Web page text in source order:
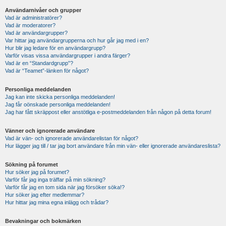
Användarnivåer och grupper
Vad är administratörer?
Vad är moderatorer?
Vad är användargrupper?
Var hittar jag användargrupperna och hur går jag med i en?
Hur blir jag ledare för en användargrupp?
Varför visas vissa användargrupper i andra färger?
Vad är en “Standardgrupp”?
Vad är “Teamet”-länken för något?
Personliga meddelanden
Jag kan inte skicka personliga meddelanden!
Jag får oönskade personliga meddelanden!
Jag har fått skräppost eller anstötliga e-postmeddelanden från någon på detta forum!
Vänner och ignorerade användare
Vad är vän- och ignorerade användarelistan för något?
Hur lägger jag till / tar jag bort användare från min vän- eller ignorerade användareslista?
Sökning på forumet
Hur söker jag på forumet?
Varför får jag inga träffar på min sökning?
Varför får jag en tom sida när jag försöker söka!?
Hur söker jag efter medlemmar?
Hur hittar jag mina egna inlägg och trådar?
Bevakningar och bokmärken